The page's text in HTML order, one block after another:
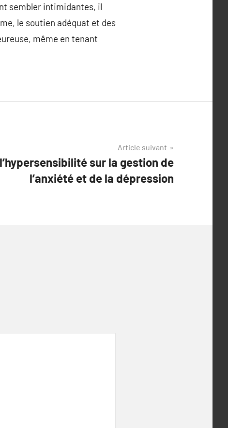
sembler intimidantes, il
le soutien adéquat et des
même en tenant
Article suivant
sur la gestion de
l’anxiété et de la dépression